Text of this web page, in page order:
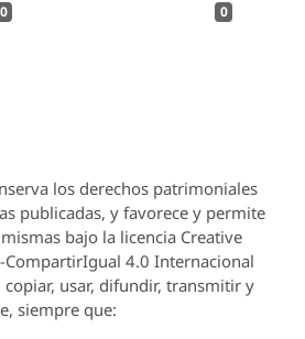
0 0
los derechos patrimoniales
publicadas, y favorece y permite
bajo la licencia Creative
4.0 Internacional
usar, difundir, transmitir y
siempre que: